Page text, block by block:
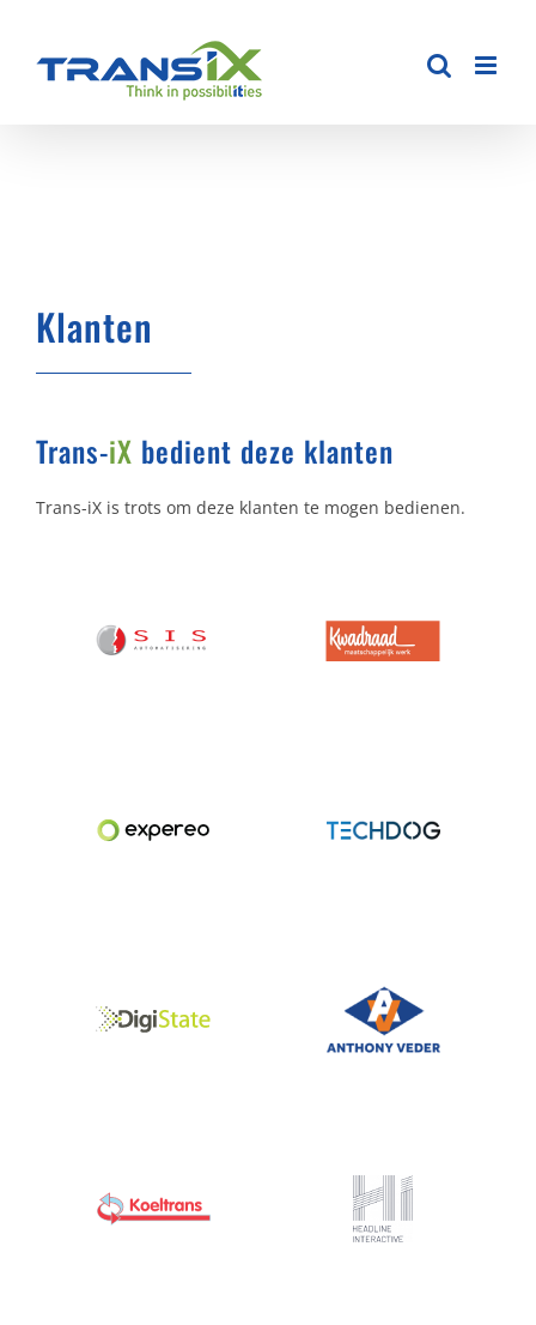
Klanten
Trans-iX bedient deze klanten
Trans-iX is trots om deze klanten te mogen bedienen.